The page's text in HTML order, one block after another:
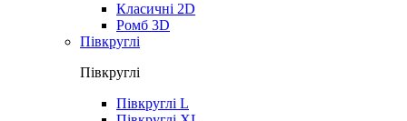
Класичні 2D
Ромб 3D
Півкруглі
Півкруглі
Півкруглі L